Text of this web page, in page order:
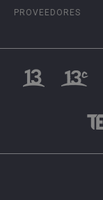
PROVEEDORES